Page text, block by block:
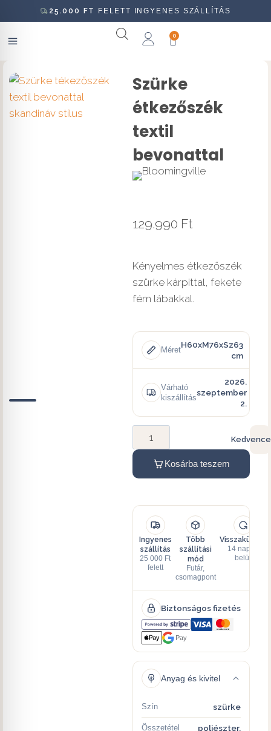
25.000 FT FELETT INGYENES SZÁLLÍTÁS
0
Szürke
étkezőszék
textil
bevonattal
129.990 Ft
Kényelmes étkezőszék
szürke kárpittal, fekete
fém lábakkal.
Méret
H60xM76xSz63
cm
Várható
kiszállítás
2026.
szeptember
2.
Kosárba teszem
Ingyenes
szállítás
25 000 Ft
felett
Több
szállítási
mód
Futár,
csomagpont
Visszaküldés
14 napon
belül
Biztonságos fizetés
Pay
Anyag és kivitel
Szín szürke
Összetétel
poliészter,